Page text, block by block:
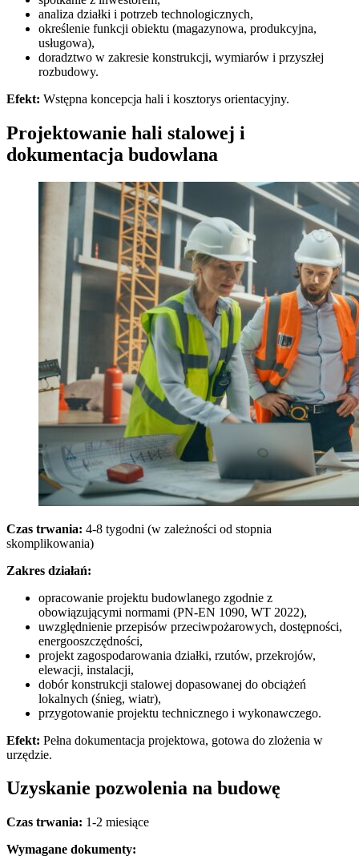
analiza działki i potrzeb technologicznych,
określenie funkcji obiektu (magazynowa, produkcyjna,
usługowa),
doradztwo w zakresie konstrukcji, wymiarów i przyszłej
rozbudowy.
Efekt: Wstępna koncepcja hali i kosztorys orientacyjny.
Projektowanie hali stalowej i
dokumentacja budowlana
Czas trwania: 4-8 tygodni (w zależności od stopnia
skomplikowania)
Zakres działań:
opracowanie projektu budowlanego zgodnie z
obowiązującymi normami (PN-EN 1090, WT 2022),
uwzględnienie przepisów przeciwpożarowych, dostępności,
energooszczędności,
projekt zagospodarowania działki, rzutów, przekrojów,
elewacji, instalacji,
dobór konstrukcji stalowej dopasowanej do obciążeń
lokalnych (śnieg, wiatr),
przygotowanie projektu technicznego i wykonawczego.
Efekt: Pełna dokumentacja projektowa, gotowa do zlożenia w
urzędzie.
Uzyskanie pozwolenia na budowę
Czas trwania: 1-2 miesiące
Wymagane dokumenty: